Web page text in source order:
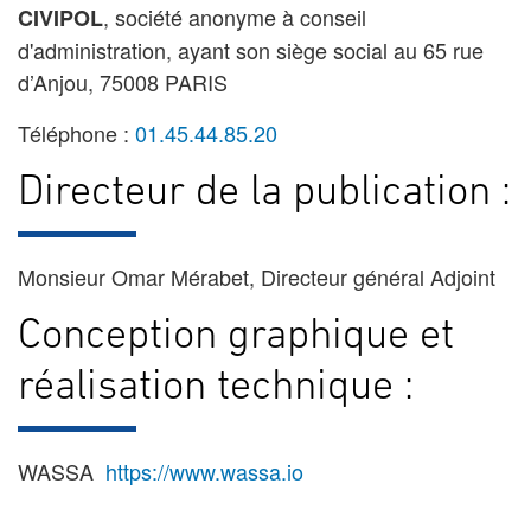
CIVIPOL, société anonyme à conseil
d'administration, ayant son siège social au 65 rue
d’Anjou, 75008 PARIS
Téléphone : 01.45.44.85.20
Directeur de la publication :
Monsieur Omar Mérabet, Directeur général Adjoint
Conception graphique et
réalisation technique :
WASSA https://www.wassa.io